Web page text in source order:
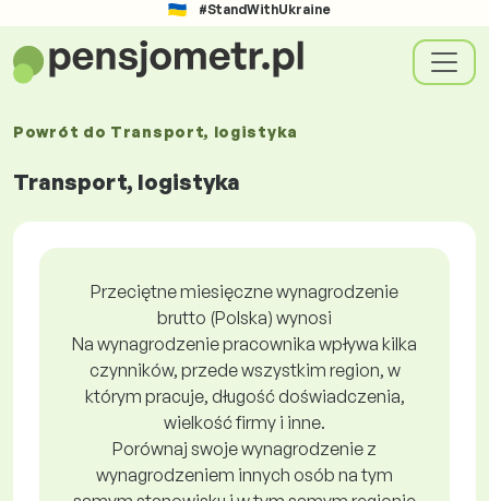
#StandWithUkraine
Powrót do Transport, logistyka
Transport, logistyka
Przeciętne miesięczne wynagrodzenie
brutto (Polska) wynosi
Na wynagrodzenie pracownika wpływa kilka
czynników, przede wszystkim region, w
którym pracuje, długość doświadczenia,
wielkość firmy i inne.
Porównaj swoje wynagrodzenie z
wynagrodzeniem innych osób na tym